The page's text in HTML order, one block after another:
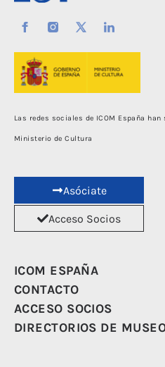
Las redes sociales de ICOM España
Ministerio de Cultura
Asóciate
Acceso Socios
ICOM ESPAÑA
CONTACTO
ACCESO SOCIOS
DIRECTORIOS DE